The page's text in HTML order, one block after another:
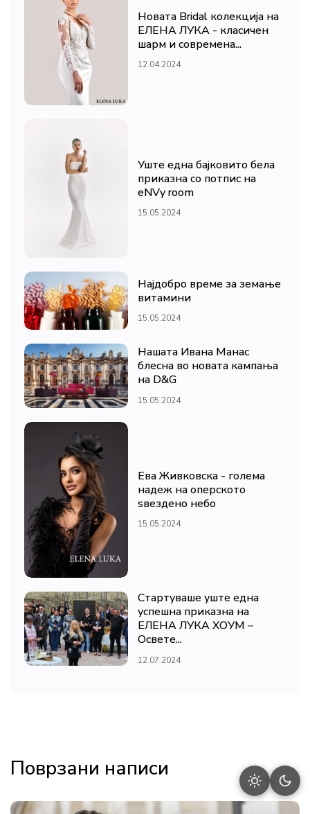
Новата Bridal колекција на
ЕЛЕНА ЛУКА - класичен
шарм и современа...
12.04.2024
Уште една бајковито бела
приказна со потпис на
eNVy room
15.05.2024
Најдобро време за земање
витамини
15.05.2024
Нашата Ивана Манас
блесна во новата кампања
на D&G
15.05.2024
Ева Живковска - голема
надеж на оперското
ѕвездено небо
15.05.2024
Стартуваше уште една
успешна приказна на
ЕЛЕНА ЛУКА ХОУМ –
Освете...
12.07.2024
Поврзани написи